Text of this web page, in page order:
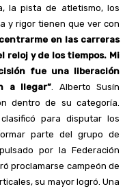
la pista de atletismo, los
y rigor tienen que ver con
en las carreras
reloj y de los tiempos. Mi
fue una liberación
a llegar” . Alberto Susín
dentro de su categoría.
para disputar los
parte del grupo de
por la Federación
proclamarse campeón de
su mayor logró. Una